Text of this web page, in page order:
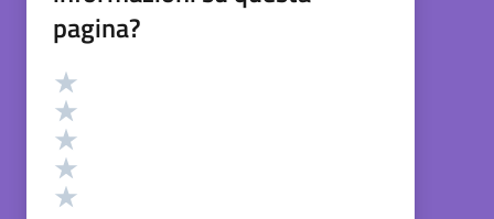
pagina?
Valutazione